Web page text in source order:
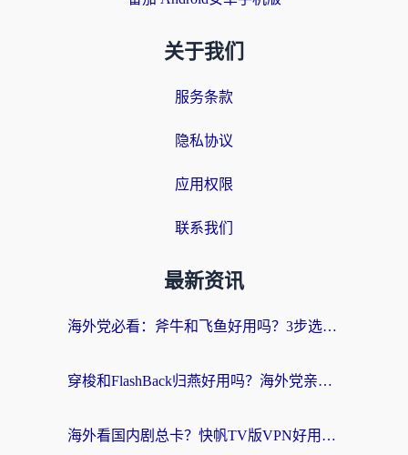
关于我们
服务条款
隐私协议
应用权限
联系我们
最新资讯
海外党必看：斧牛和飞鱼好用吗？3步选对回国加速器，无缝刷剧玩国服
穿梭和FlashBack归燕好用吗？海外党亲测3款热门回国加速器，教你选对不踩坑
海外看国内剧总卡？快帆TV版VPN好用吗？和快滚VPN对比哪个回国效果更好？